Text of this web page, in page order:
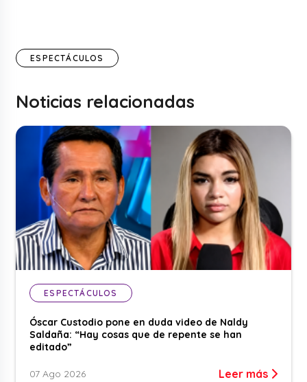
ESPECTÁCULOS
Noticias relacionadas
ESPECTÁCULOS
Óscar Custodio pone en duda video de Naldy
Saldaña: “Hay cosas que de repente se han
editado”
07 Ago 2026 Leer más